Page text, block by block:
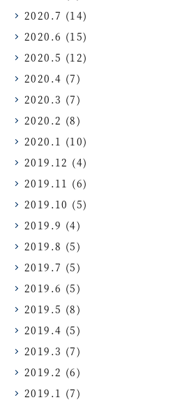
2020.7 (14)
2020.6 (15)
2020.5 (12)
2020.4 (7)
2020.3 (7)
2020.2 (8)
2020.1 (10)
2019.12 (4)
2019.11 (6)
2019.10 (5)
2019.9 (4)
2019.8 (5)
2019.7 (5)
2019.6 (5)
2019.5 (8)
2019.4 (5)
2019.3 (7)
2019.2 (6)
2019.1 (7)